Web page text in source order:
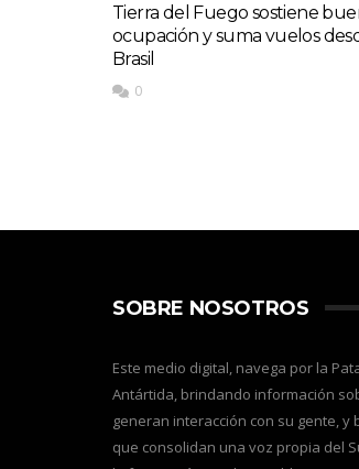
Tierra del Fuego sostiene
ocupación y suma vuelos
Brasil
0
SOBRE NOSOTROS
Este medio digital, navega por la
Antártida, brindando información
generan interacción con su gente, y
que consolidan una voz propia del